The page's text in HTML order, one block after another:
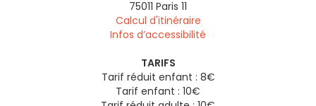
75011 Paris 11
Calcul d'itinéraire
Infos d’accessibilité
TARIFS
Tarif réduit enfant : 8€
Tarif enfant : 10€